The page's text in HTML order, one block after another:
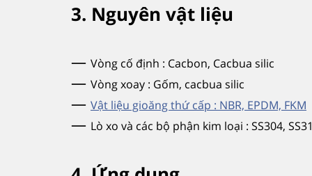
3. Nguyên vật liệu
— Vòng cố định : Cacbon, Cacbua silic
— Vòng xoay : Gốm, cacbua silic
— Vật liệu gioăng thứ cấp : NBR, EPDM, FKM
— Lò xo và các bộ phận kim loại : SS304,